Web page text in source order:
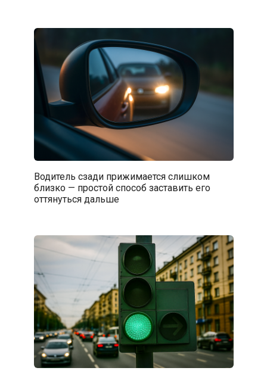
Водитель сзади прижимается слишком
близко — простой способ заставить его
оттянуться дальше